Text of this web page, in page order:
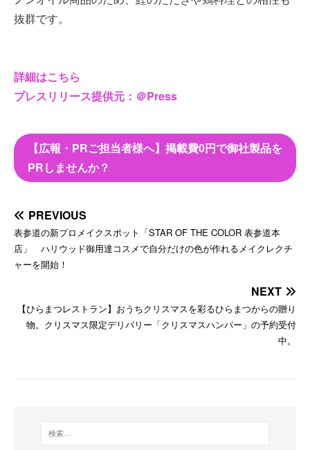
抜群です。
詳細はこちら
プレスリリース提供元：＠Press
【広報・PRご担当者様へ】掲載費0円で御社製品を
PRしませんか？
PREVIOUS
表参道の新プロメイクスポット「STAR OF THE COLOR 表参道本
店」 ハリウッド御用達コスメで自分だけの色が作れるメイクレクチ
ャーを開始！
NEXT
【ひらまつレストラン】おうちクリスマスを彩るひらまつからの贈り
物。クリスマス限定デリバリー「クリスマスハンパー」の予約受付
中。